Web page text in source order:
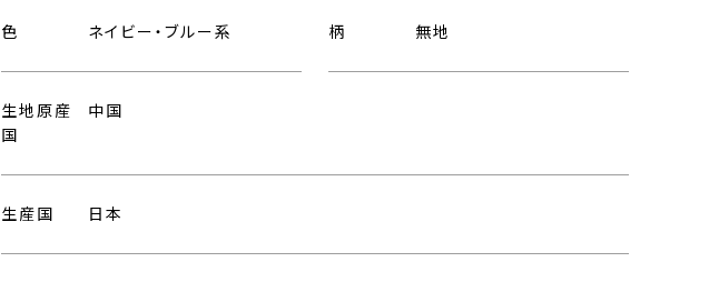
色 ネイビー・ブルー系 柄 無地
生地原産
国
中国
生産国 日本